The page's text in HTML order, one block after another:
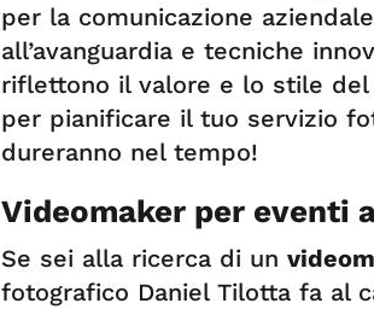
per la comunicazione
all’avanguardia e tecniche
riflettono il valore e lo stile
per pianificare il tuo servizio
dureranno nel tempo!
Videomaker per eventi
Se sei alla ricerca di un
fotografico Daniel Tilotta fa al